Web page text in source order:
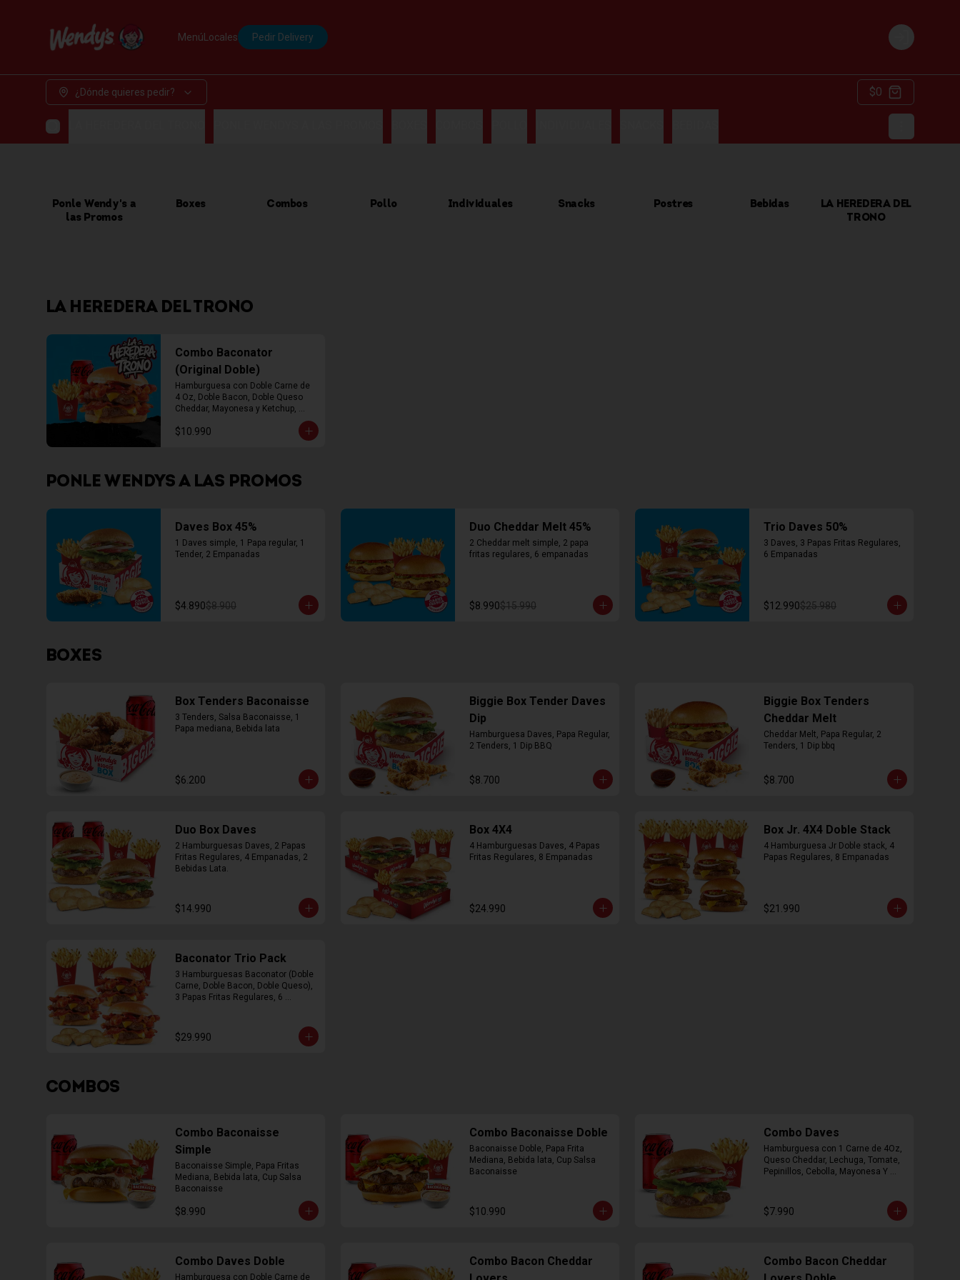
Menú Locales Pedir Delivery
Login
¿Dónde quieres pedir? $0
Ponle Wendy's a
las Promos
Boxes Combos Pollo Individuales Snacks Postres Bebidas
LA HEREDERA DEL
TRONO
LA HEREDERA DEL TRONO
Combo Baconator
(Original Doble)
Hamburguesa con Doble Carne de
4 Oz, Doble Bacon, Doble Queso
Cheddar, Mayonesa y Ketchup,
Papas Fritas Mediana, Bebida Lata
$10.990
PONLE WENDYS A LAS PROMOS
Daves Box 45%
1 Daves simple, 1 Papa regular, 1
Tender, 2 Empanadas
$4.890$8.900
Duo Cheddar Melt 45%
2 Cheddar melt simple, 2 papa
fritas regulares, 6 empanadas
$8.990$15.990
Trio Daves 50%
3 Daves, 3 Papas Fritas Regulares,
6 Empanadas
$12.990$25.980
BOXES
Box Tenders Baconaisse
3 Tenders, Salsa Baconaisse, 1
Papa mediana, Bebida lata
$6.200
Biggie Box Tender Daves
Dip
Hamburguesa Daves, Papa Regular,
2 Tenders, 1 Dip BBQ
$8.700
Biggie Box Tenders
Cheddar Melt
Cheddar Melt, Papa Regular, 2
Tenders, 1 Dip bbq
$8.700
Duo Box Daves
2 Hamburguesas Daves, 2 Papas
Fritas Regulares, 4 Empanadas, 2
Bebidas Lata.
$14.990
Box 4X4
4 Hamburguesas Daves, 4 Papas
Fritas Regulares, 8 Empanadas
$24.990
Box Jr. 4X4 Doble Stack
4 Hamburguesa Jr Doble stack, 4
Papas Regulares, 8 Empanadas
$21.990
Baconator Trio Pack
3 Hamburguesas Baconator (Doble
Carne, Doble Bacon, Doble Queso),
3 Papas Fritas Regulares, 6
$29.990
COMBOS
Combo Baconaisse
Simple
Baconaisse Simple, Papa Fritas
Mediana, Bebida lata, Cup Salsa
Baconaisse
$8.990
Combo Baconaisse Doble
Baconaisse Doble, Papa Frita
Mediana, Bebida lata, Cup Salsa
Baconaisse
$10.990
Combo Daves
Hamburguesa con 1 Carne de 4Oz,
Queso Cheddar, Lechuga, Tomate,
Pepinillos, Cebolla, Mayonesa Y
$7.990
Combo Daves Doble
Hamburguesa con Doble Carne de
Combo Bacon Cheddar
Combo Bacon Cheddar